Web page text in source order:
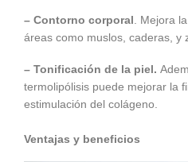
– Contorno corporal . Mejora
áreas como muslos, caderas, y
– Tonificación de la piel.
termolipólisis puede mejorar la
estimulación del colágeno.
Ventajas y beneficios